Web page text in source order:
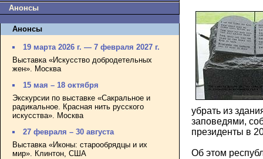
Анонсы
Анонсы
19 марта 2026 г. — 7 февраля 2027 г.
Выставка «Искусство добродетельных
жен». Москва
15 мая – 18 октября
Экскурсии по выставке «Сакральное и
радикальное. Красная нить русского
искусства». Москва
27 февраля – 30 августа
Выставка «Иконы: старообрядцы и их
мир». Клинтон, США
убрать из
заповедями,
президенты в
Об этом